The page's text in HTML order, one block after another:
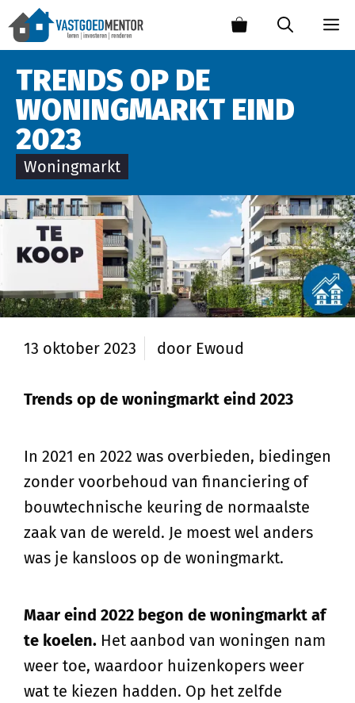
TRENDS OP DE
WONINGMARKT EIND
2023
Woningmarkt
13 oktober 2023 door Ewoud
Trends op de woningmarkt eind 2023
In 2021 en 2022 was overbieden, biedingen
zonder voorbehoud van financiering of
bouwtechnische keuring de normaalste
zaak van de wereld. Je moest wel anders
was je kansloos op de woningmarkt.
Maar eind 2022 begon de woningmarkt af
te koelen. Het aanbod van woningen nam
weer toe, waardoor huizenkopers weer
wat te kiezen hadden. Op het zelfde